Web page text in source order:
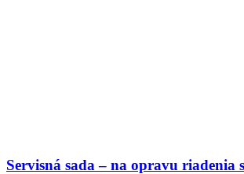
Servisná sada – na opravu riadenia